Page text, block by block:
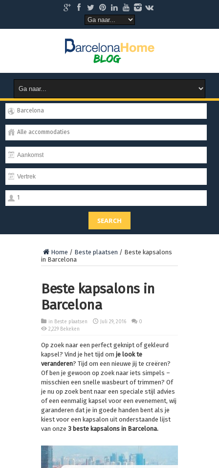
Barcelona
Alle accommodaties
1
SEARCH
Home / Beste plaatsen / Beste kapsalons
in Barcelona
Beste kapsalons in
Barcelona
in Beste plaatsen Juli 29, 2016
0
2,229 Bekeken
Op zoek naar een perfect geknipt of gekleurd
kapsel? Vind je het tijd om je look te
veranderen? Tijd om een nieuwe jij te creëren?
Of ben je gewoon op zoek naar iets simpels –
misschien een snelle wasbeurt of trimmen? Of
je nu op zoek bent naar een speciale stijl advies
of een eenmalig kapsel voor een evenement, wij
garanderen dat je in goede handen bent als je
kiest voor een kapsalon uit onderstaande lijst
van onze 3 beste kapsalons in Barcelona.